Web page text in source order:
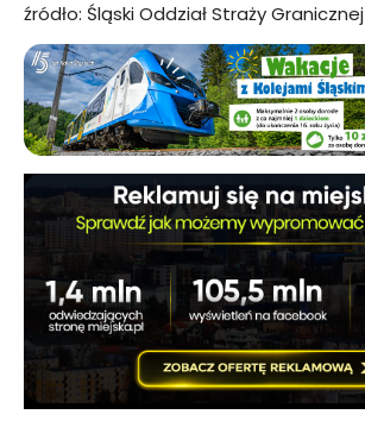
źródło: Śląski Oddział Straży Granicznej